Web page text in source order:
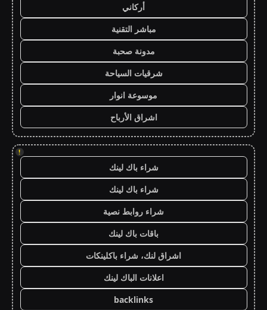
أركاني
مباشر التقنية
مدونة صحبة
شرقيات السياحة
موسوعة انوار
اشراق الأرباح
!
شراء باك لينك
شراء باك لينك
شراء روابط نصية
باقات باك لينك
اشراق لنك، شراء باكلينكات
اعلانات الباك لينك
backlinks